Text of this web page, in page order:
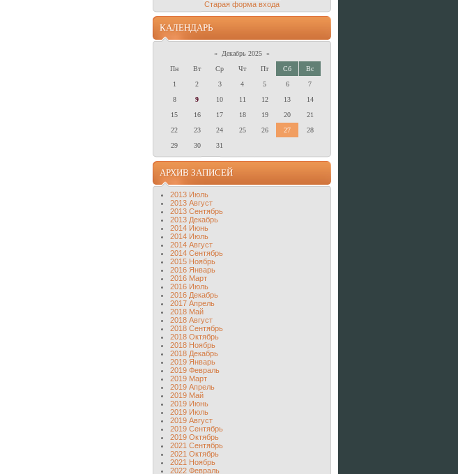
Старая форма входа
КАЛЕНДАРЬ
« Декабрь 2025 »
Пн
Вт Ср Чт Пт Сб
Вс
1
2 3 4 5 6
7
8
9 10 11 12 13
14
15
16 17 18 19 20
21
22
23 24 25 26 27
28
29
30 31
АРХИВ ЗАПИСЕЙ
2013 Июль
2013 Август
2013 Сентябрь
2013 Декабрь
2014 Июнь
2014 Июль
2014 Август
2014 Сентябрь
2015 Ноябрь
2016 Январь
2016 Март
2016 Июль
2016 Декабрь
2017 Апрель
2018 Май
2018 Август
2018 Сентябрь
2018 Октябрь
2018 Ноябрь
2018 Декабрь
2019 Январь
2019 Февраль
2019 Март
2019 Апрель
2019 Май
2019 Июнь
2019 Июль
2019 Август
2019 Сентябрь
2019 Октябрь
2021 Сентябрь
2021 Октябрь
2021 Ноябрь
2022 Февраль